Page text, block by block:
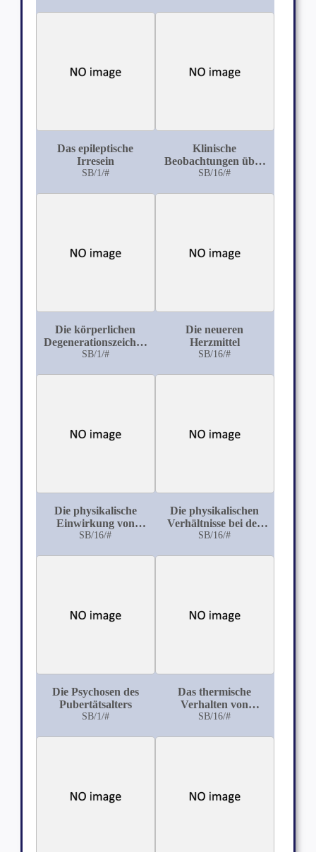
Das epileptische
Irresein
SB/1/#
Klinische
Beobachtungen über
die Wirkung des
SB/16/#
Die körperlichen
Degenerationszeichen
bei Geisteskranken
SB/1/#
Die neueren
Herzmittel
SB/16/#
Die physikalische
Einwirkung von
Sinkstoffen auf die im
SB/16/#
Die physikalischen
Verhältnisse bei der
Inhalation zerstäubter
SB/16/#
Die Psychosen des
Pubertätsalters
SB/1/#
Das thermische
Verhalten von
Moorbrei und
SB/16/#